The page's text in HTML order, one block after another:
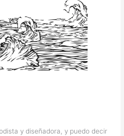
y diseñadora, y puedo decir